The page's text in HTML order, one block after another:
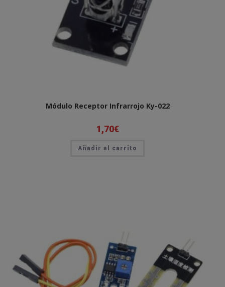
Módulo Receptor Infrarrojo Ky-022
1,70€
Añadir al carrito